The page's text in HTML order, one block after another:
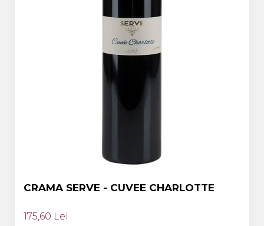
CRAMA SERVE - CUVEE CHARLOTTE
175,60 Lei